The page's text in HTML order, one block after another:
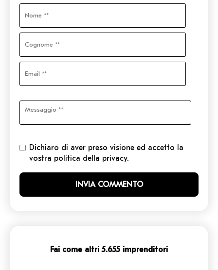
Dichiaro di aver preso visione ed accetto la
vostra politica della privacy.
Fai come altri 5.655 imprenditori